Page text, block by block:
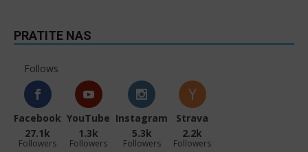
PRATITE NAS
Follows
Facebook
27.1k
Followers
YouTube
1.3k
Followers
Instagram
5.3k
Followers
Strava
2.2k
Followers